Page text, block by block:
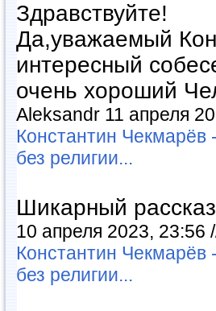
Здравствуйте!
Да,уважаемый
интересный
очень хороший
Aleksandr 11 апреля
Константин
без религии...
Шикарный
10 апреля 2023, 23:56
Константин
без религии...